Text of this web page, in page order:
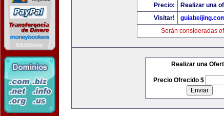
Precio:
Realizar una
Visitar!
Serán consideradas
Realizar una
Precio Ofrecido $